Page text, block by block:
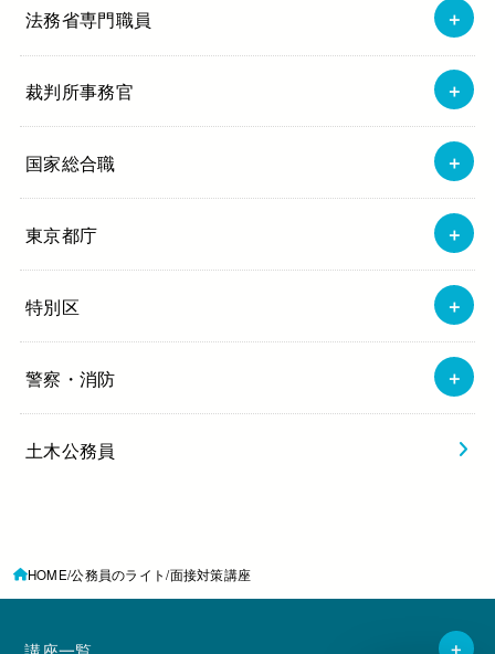
法務省専門職員
裁判所事務官
国家総合職
東京都庁
特別区
警察・消防
土木公務員
HOME 公務員のライト 面接対策講座